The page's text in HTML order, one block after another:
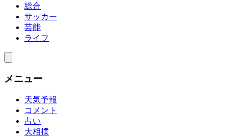
総合
サッカー
芸能
ライフ
メニュー
天気予報
コメント
占い
大相撲